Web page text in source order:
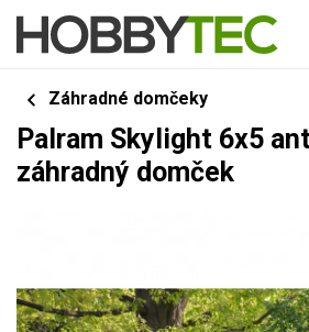
Záhradné domčeky
Palram Skylight 6x5
záhradný domček